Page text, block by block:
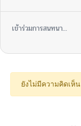
เข้าร่วมการสนทนา...
ยังไม่มีความคิดเห็น